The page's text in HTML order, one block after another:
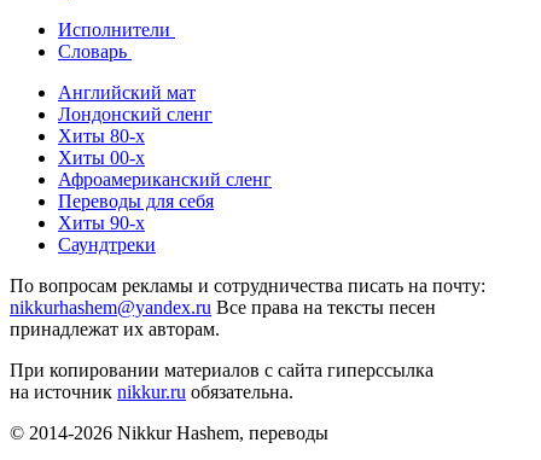
Исполнители
Словарь
Английский мат
Лондонский сленг
Хиты 80-х
Хиты 00-х
Афроамериканский сленг
Переводы для себя
Хиты 90-х
Саундтреки
По вопросам рекламы и сотрудничества писать на почту:
nikkurhashem@yandex.ru Все права на тексты песен
принадлежат их авторам.
При копировании материалов с сайта гиперссылка
на источник nikkur.ru обязательна.
© 2014-2026 Nikkur Hashem, переводы